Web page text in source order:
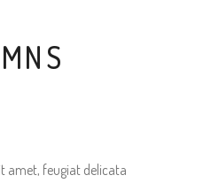
amet, feugiat delicata